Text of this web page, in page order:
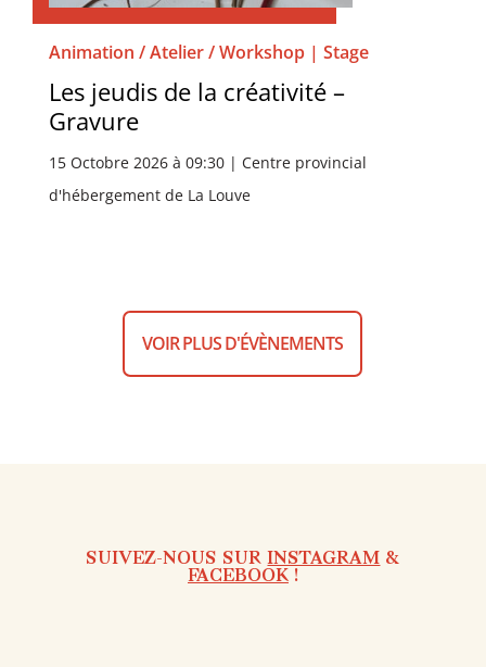
Animation / Atelier / Workshop | Stage
Les jeudis de la créativité –
Gravure
15 Octobre 2026 à 09:30 | Centre provincial
d'hébergement de La Louve
VOIR PLUS D'ÉVÈNEMENTS
SUIVEZ-NOUS SURINSTAGRAM &
FACEBOOK!